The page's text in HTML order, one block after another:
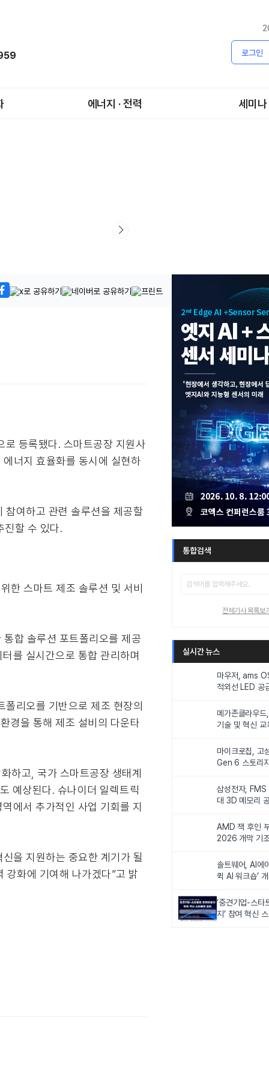
로그인
에너지 · 전력 세미나
등록됐다. 스마트공장 지원사
너지 효율화를 동시에 실현하
참여하고 관련 솔루션을 제공할
진할 수 있다.
한 스마트 제조 솔루션 및 서비
합 솔루션 포트폴리오를 제공
를 실시간으로 통합 관리하며
리오를 기반으로 제조 현장의
경을 통해 제조 설비의 다운타
하고, 국가 스마트공장 생태계
예상된다. 슈나이더 일렉트릭
에서 추가적인 사업 기회를 지
을 지원하는 중요한 계기가 될
강화에 기여해 나가겠다”고 밝
통합검색
전체기사 목록보
실시간 뉴스
마우저, ams
적외선 LED 공
메가존클라우드
기술 및 혁신
마이크로칩, 고
Gen 6 스토리
삼성전자,
대 3D 메모리
AMD 잭 후인
2026 개막 기
솔트웨어, AI에
퀵 AI 워크숍’
‘중견기업-스타
지’ 참여 혁신